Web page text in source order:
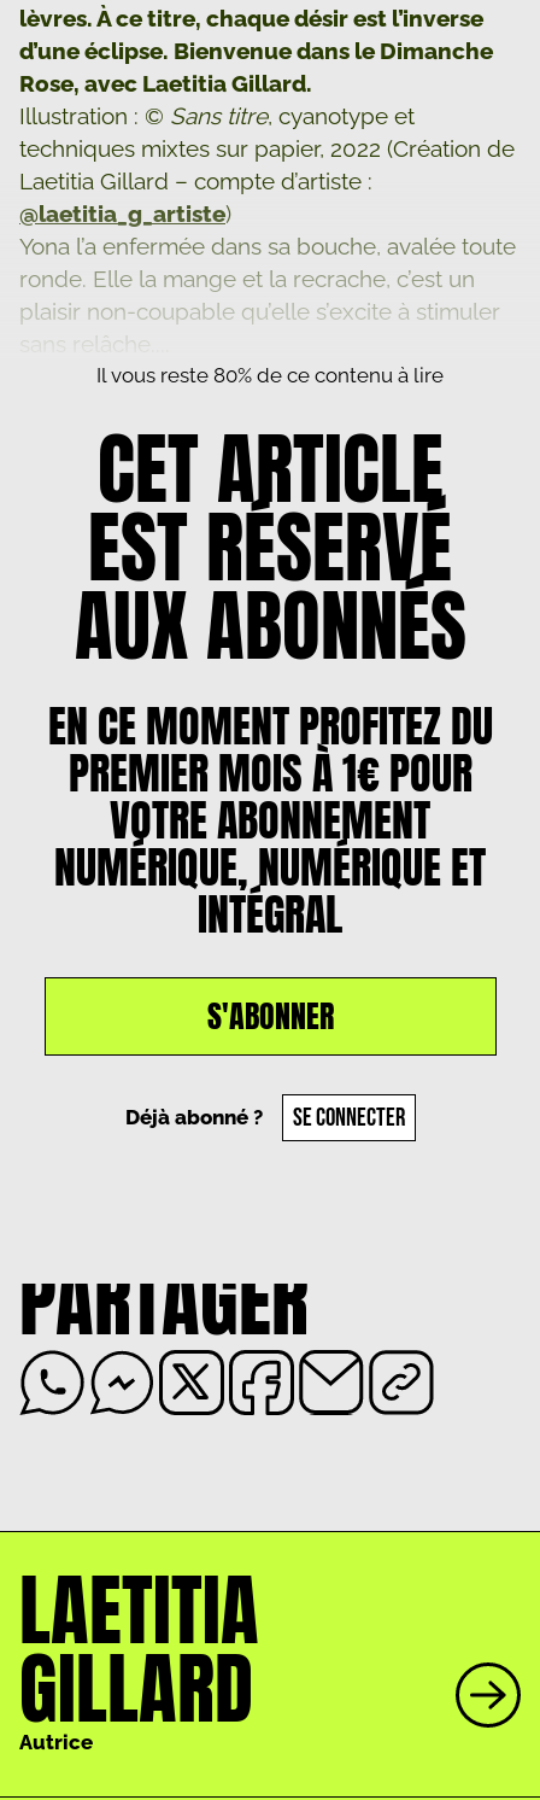
lèvres. À ce titre, chaque désir est l’inverse
d’une éclipse. Bienvenue dans le Dimanche
Rose, avec Laetitia Gillard.
Illustration : © Sans titre, cyanotype et
techniques mixtes sur papier, 2022 (Création de
Laetitia Gillard – compte d’artiste :
@laetitia_g_artiste)
Yona l’a enfermée dans sa bouche, avalée toute
ronde. Elle la mange et la recrache, c’est un
plaisir non-coupable qu’elle s’excite à stimuler
sans relâche....
Il vous reste 80% de ce contenu à lire
CET ARTICLE
EST RÉSERVÉ
AUX ABONNÉS
EN CE MOMENT PROFITEZ DU
PREMIER MOIS À 1€ POUR
VOTRE ABONNEMENT
NUMÉRIQUE, NUMÉRIQUE ET
INTÉGRAL
S'ABONNER
Déjà abonné ? SE CONNECTER
PARTAGER
LAETITIA
GILLARD
Autrice